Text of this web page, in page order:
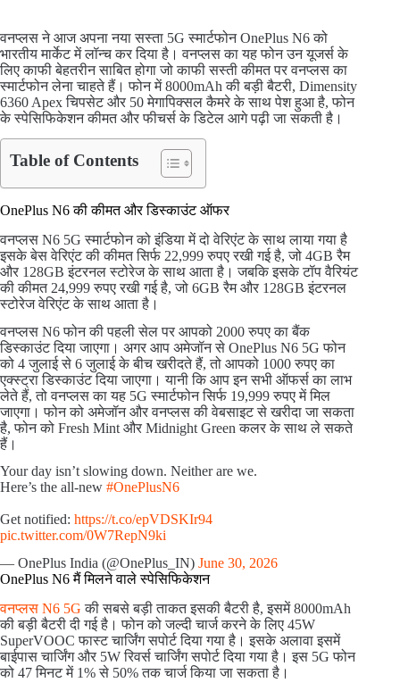
वनप्लस ने आज अपना नया सस्ता 5G स्मार्टफोन OnePlus N6 को
भारतीय मार्केट में लॉन्च कर दिया है। वनप्लस का यह फोन उन यूजर्स के
लिए काफी बेहतरीन साबित होगा जो काफी सस्ती कीमत पर वनप्लस का
स्मार्टफोन लेना चाहते हैं। फोन में 8000mAh की बड़ी बैटरी, Dimensity
6360 Apex चिपसेट और 50 मेगापिक्सल कैमरे के साथ पेश हुआ है, फोन
के स्पेसिफिकेशन कीमत और फीचर्स के डिटेल आगे पढ़ी जा सकती है।
Table of Contents
OnePlus N6 की कीमत और डिस्काउंट ऑफर
वनप्लस N6 5G स्मार्टफोन को इंडिया में दो वेरिएंट के साथ लाया गया है
इसके बेस वेरिएंट की कीमत सिर्फ 22,999 रुपए रखी गई है, जो 4GB रैम
और 128GB इंटरनल स्टोरेज के साथ आता है। जबकि इसके टॉप वैरियंट
की कीमत 24,999 रुपए रखी गई है, जो 6GB रैम और 128GB इंटरनल
स्टोरेज वेरिएंट के साथ आता है।
वनप्लस N6 फोन की पहली सेल पर आपको 2000 रुपए का बैंक
डिस्काउंट दिया जाएगा। अगर आप अमेजॉन से OnePlus N6 5G फोन
को 4 जुलाई से 6 जुलाई के बीच खरीदते हैं, तो आपको 1000 रुपए का
एक्स्ट्रा डिस्काउंट दिया जाएगा। यानी कि आप इन सभी ऑफर्स का लाभ
लेते हैं, तो वनप्लस का यह 5G स्मार्टफोन सिर्फ 19,999 रुपए में मिल
जाएगा। फोन को अमेजॉन और वनप्लस की वेबसाइट से खरीदा जा सकता
है, फोन को Fresh Mint और Midnight Green कलर के साथ ले सकते
हैं।
Your day isn’t slowing down. Neither are we.
Here’s the all-new #OnePlusN6
Get notified: https://t.co/epVDSKIr94
pic.twitter.com/0W7RepN9ki
— OnePlus India (@OnePlus_IN) June 30, 2026
OnePlus N6 मैं मिलने वाले स्पेसिफिकेशन
वनप्लस N6 5G की सबसे बड़ी ताकत इसकी बैटरी है, इसमें 8000mAh
की बड़ी बैटरी दी गई है। फोन को जल्दी चार्ज करने के लिए 45W
SuperVOOC फास्ट चार्जिंग सपोर्ट दिया गया है। इसके अलावा इसमें
बाईपास चार्जिंग और 5W रिवर्स चार्जिंग सपोर्ट दिया गया है। इस 5G फोन
को 47 मिनट में 1% से 50% तक चार्ज किया जा सकता है।